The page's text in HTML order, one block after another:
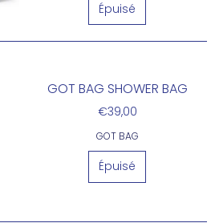
GOT BAG SHOWER BAG
€39,00
GOT BAG